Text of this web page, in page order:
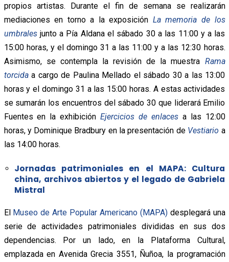
propios artistas. Durante el fin de semana se realizarán
mediaciones en torno a la exposición La memoria de los
umbralesjunto a Pía Aldana el sábado 30 a las 11:00 y a las
15:00 horas, y el domingo 31 a las 11:00 y a las 12:30 horas.
Asimismo, se contempla la revisión de la muestra Rama
torcidaa cargo de Paulina Mellado el sábado 30 a las 13:00
horas y el domingo 31 a las 15:00 horas. A estas actividades
se sumarán los encuentros del sábado 30 que liderará Emilio
Fuentes en la exhibiciónEjercicios de enlacesa las 12:00
horas, y Dominique Bradbury en la presentación de Vestiario a
las 14:00 horas.
Jornadas patrimoniales en el MAPA: Cultura
china, archivos abiertos y el legado de Gabriela
Mistral
El Museo de Arte Popular Americano (MAPA)desplegará una
serie de actividades patrimoniales divididas en sus dos
dependencias. Por un lado, en la Plataforma Cultural,
emplazada en Avenida Grecia 3551, Ñuñoa, la programación